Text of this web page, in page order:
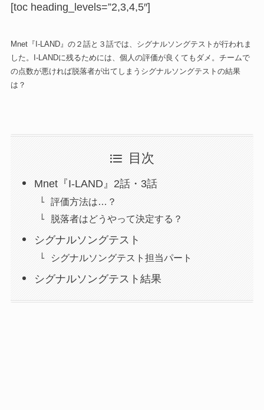
[toc heading_levels=”2,3,4,5″]
Mnet『I-LAND』の２話と３話では、シグナルソングテストが行われま
した。I-LANDに残るためには、個人の評価が良くてもダメ。チームで
の点数が悪ければ脱落者が出てしまうシグナルソングテストの結果
は？
目次
Mnet『I-LAND』2話・3話
評価方法は…？
脱落者はどうやって決定する？
シグナルソングテスト
シグナルソングテスト担当パート
シグナルソングテスト結果